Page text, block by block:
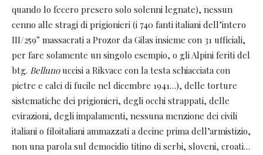
quando lo fecero presero solo solenni legnate), nessun
cenno alle stragi di prigionieri (i 740 fanti italiani dell’intero
III/259° massacrati a Prozor da Gilas insieme con 31 ufficiali,
per fare solamente un singolo esempio, o gli Alpini feriti del
btg. Bellunouccisi a Rikvace con la testa schiacciata con
pietre e calci di fucile nel dicembre 1941…), delle torture
sistematiche dei prigionieri, degli occhi strappati, delle
evirazioni, degli impalamenti, nessuna menzione dei civili
italiani o filoitaliani ammazzati a decine prima dell’armistizio,
non una parola sul democidio titino di serbi, sloveni, croati…